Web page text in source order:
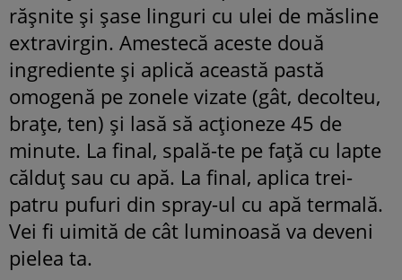
rășnite și șase linguri cu ulei de măsline
extravirgin. Amestecă aceste două
ingrediente și aplică această pastă
omogenă pe zonele vizate (gât, decolteu,
brațe, ten) și lasă să acționeze 45 de
minute. La final, spală-te pe față cu lapte
călduț sau cu apă. La final, aplica trei-
patru pufuri din spray-ul cu apă termală.
Vei fi uimită de cât luminoasă va deveni
pielea ta.